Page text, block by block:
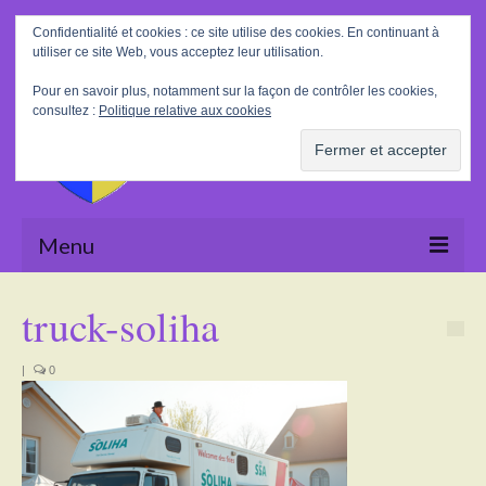
Rechercher
:
Menu
La Mairie
Le village
Tourisme
truck-soliha
| 0
Confidentialité et cookies : ce site utilise des cookies. En continuant à
utiliser ce site Web, vous acceptez leur utilisation.
Pour en savoir plus, notamment sur la façon de contrôler les cookies,
consultez : Politique relative aux cookies